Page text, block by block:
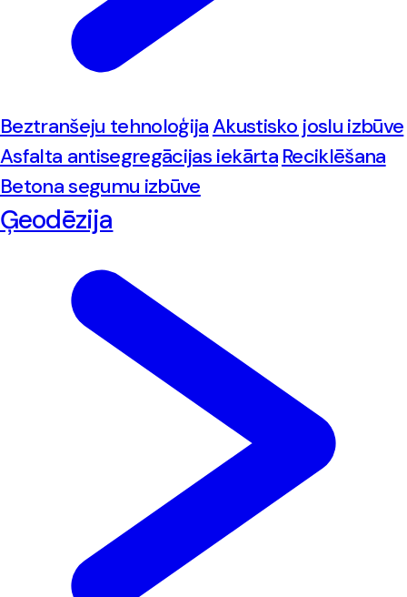
Beztranšeju tehnoloģijaAkustisko joslu izbūve
Asfalta antisegregācijas iekārta Reciklēšana
Betona segumu izbūve
Ģeodēzija